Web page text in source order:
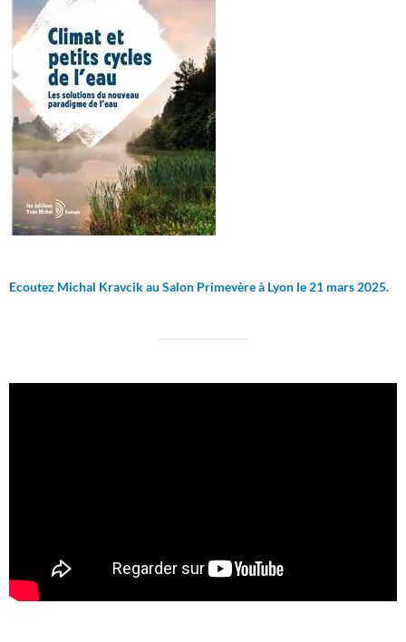
Ecoutez Michal Kravcik au Salon Primevère à Lyon le 21 mars 2025.